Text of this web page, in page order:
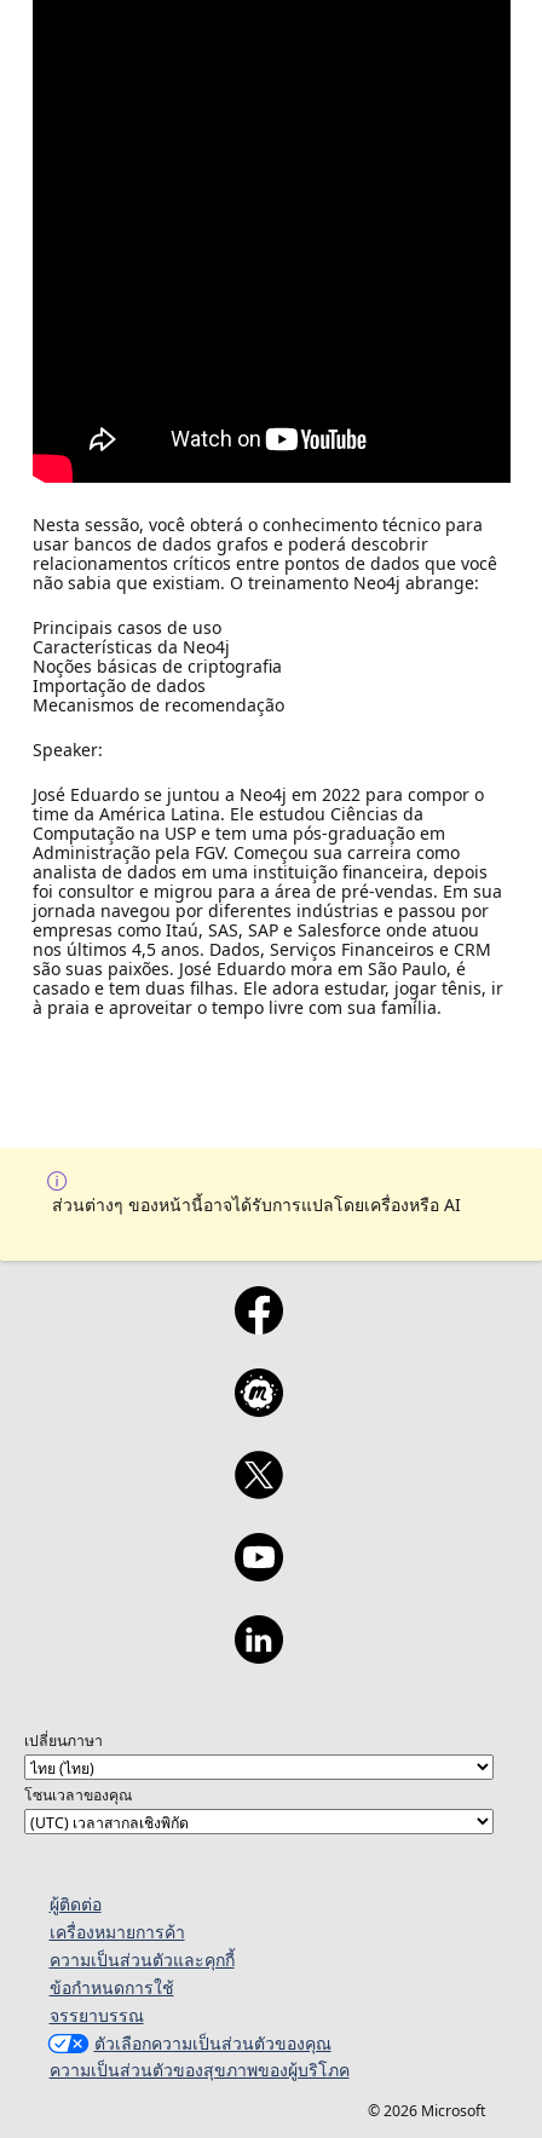
Nesta sessão, você obterá o conhecimento técnico para
usar bancos de dados grafos e poderá descobrir
relacionamentos críticos entre pontos de dados que você
não sabia que existiam. O treinamento Neo4j abrange:
Principais casos de uso
Características da Neo4j
Noções básicas de criptografia
Importação de dados
Mecanismos de recomendação
Speaker:
José Eduardo se juntou a Neo4j em 2022 para compor o
time da América Latina. Ele estudou Ciências da
Computação na USP e tem uma pós-graduação em
Administração pela FGV. Começou sua carreira como
analista de dados em uma instituição financeira, depois
foi consultor e migrou para a área de pré-vendas. Em sua
jornada navegou por diferentes indústrias e passou por
empresas como Itaú, SAS, SAP e Salesforce onde atuou
nos últimos 4,5 anos. Dados, Serviços Financeiros e CRM
são suas paixões. José Eduardo mora em São Paulo, é
casado e tem duas filhas. Ele adora estudar, jogar tênis, ir
à praia e aproveitar o tempo livre com sua família.
ส่วนต่างๆ ของหน้านี้อาจได้รับการแปลโดยเครื่องหรือ AI
เปลี่ยนภาษา
โซนเวลาของคุณ
ผู้ติดต่อ
เครื่องหมายการค้า
ความเป็นส่วนตัวและคุกกี้
ข้อกำหนดการใช้
จรรยาบรรณ
ตัวเลือกความเป็นส่วนตัวของคุณ
ความเป็นส่วนตัวของสุขภาพของผู้บริโภค
© 2026 Microsoft